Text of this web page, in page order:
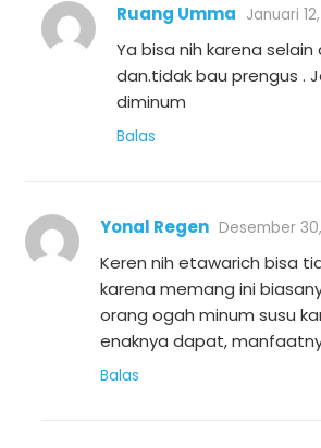
Ruang Umma Januari
Ya bisa nih karena
dan.tidak bau prengus .
diminum
Balas
Yonal Regen Desember
Keren nih etawarich bisa
karena memang ini
orang ogah minum susu
enaknya dapat,
Balas